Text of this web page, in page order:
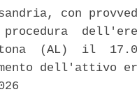
con
(AL)  il
dell'attivo